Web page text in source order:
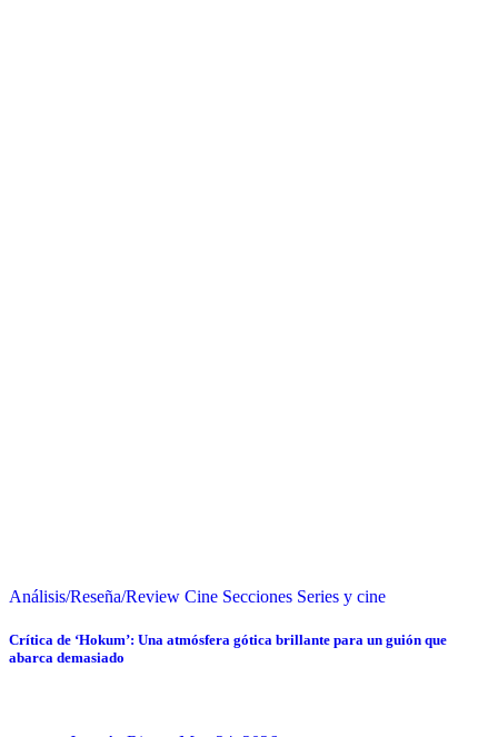
Análisis/Reseña/Review Cine Secciones Series y cine
Crítica de ‘Hokum’: Una atmósfera gótica brillante para un guión que
abarca demasiado